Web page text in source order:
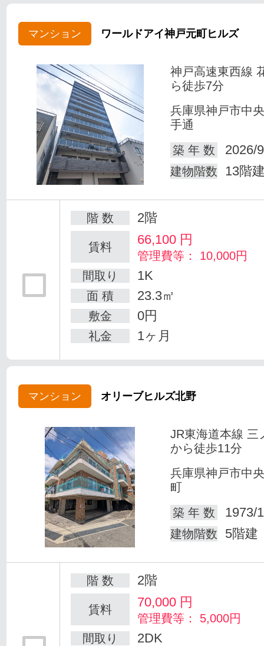
マンション ワールドアイ神戸元町ヒルズ
神戸高速東西線
ら徒歩7分
兵庫県神戸市中
手通
築 年 数
2026/
建物階数 13階
階 数 2階
賃料 66,100 円
管理費等： 10,000円
間取り
1K
面 積 23.3㎡
敷金 0円
礼金 1ヶ月
マンション オリーブヒルズ北野
JR東海道本線 三
から徒歩11分
兵庫県神戸市中
町
築 年 数
1973/
建物階数 5階建
階 数 2階
賃料 70,000 円
管理費等： 5,000円
間取り
2DK